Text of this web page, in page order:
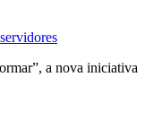
a nova iniciativa